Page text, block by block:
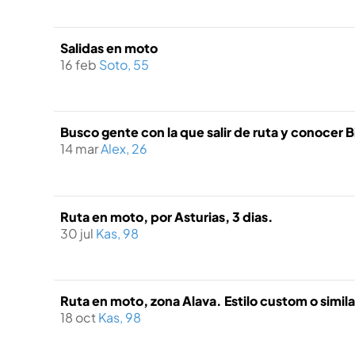
Salidas en moto
16 feb Soto, 55
Busco gente con la que salir de ruta y conocer
14 marAlex, 26
Ruta en moto, por Asturias, 3 dias.
30 jul Kas, 98
Ruta en moto, zona Alava. Estilo custom o
18 octKas, 98